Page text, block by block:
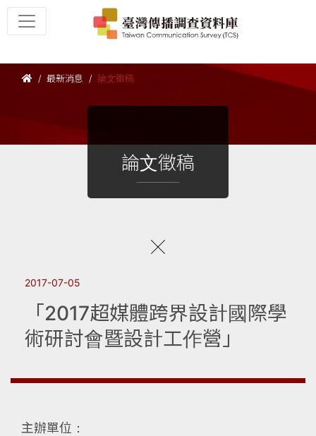
最新消息 論文徵稿
論文徵稿
2017-07-05
「2017超媒體跨界設計國際學
術研討會暨設計工作營」
主辦單位：